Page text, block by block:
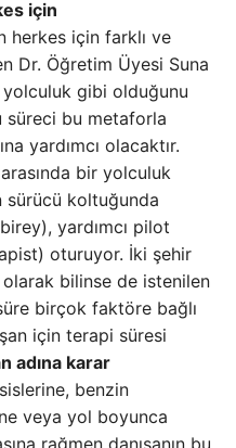
için
herkes için farklı ve
Dr. Öğretim Üyesi Suna
gibi olduğunu
süreci bu metaforla
yardımcı olacaktır.
bir yolculuk
sürücü koltuğunda
yardımcı pilot
oturuyor. İki şehir
bilinse de istenilen
birçok faktöre bağlı
için terapi süresi
adına karar
benzin
veya yol boyunca
rağmen danışanın bu